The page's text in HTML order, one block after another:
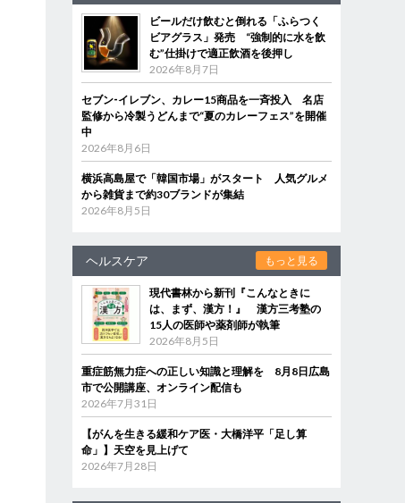
ビールだけ飲むと倒れる「ふらつく
ビアグラス」発売 “強制的に水を飲
む”仕掛けで適正飲酒を後押し
2026年8月7日
セブン‐イレブン、カレー15商品を一斉投入 名店
監修から冷製うどんまで“夏のカレーフェス”を開催
中
2026年8月6日
横浜高島屋で「韓国市場」がスタート 人気グルメ
から雑貨まで約30ブランドが集結
2026年8月5日
ヘルスケア もっと見る
現代書林から新刊『こんなときに
は、まず、漢方！』 漢方三考塾の
15人の医師や薬剤師が執筆
2026年8月5日
重症筋無力症への正しい知識と理解を 8月8日広島
市で公開講座、オンライン配信も
2026年7月31日
【がんを生きる緩和ケア医・大橋洋平「足し算
命」】天空を見上げて
2026年7月28日